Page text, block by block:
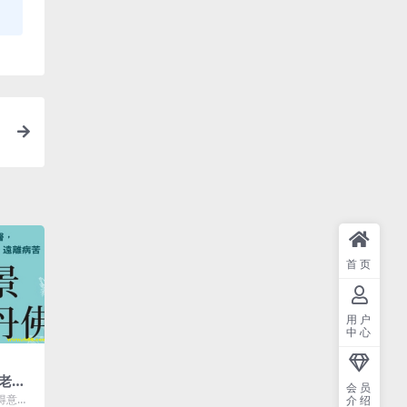
师
当
意门
首页
用户
中心
会员
介绍